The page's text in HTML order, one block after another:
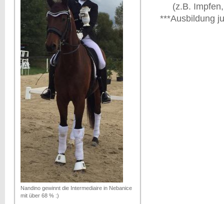
Nandino gewinnt die Intermediaire in Nebanice
mit über 68 % :)
(z.B. Impfen,
***Ausbildung